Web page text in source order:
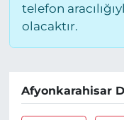
telefon
olacaktır.
Afyonkarahisar